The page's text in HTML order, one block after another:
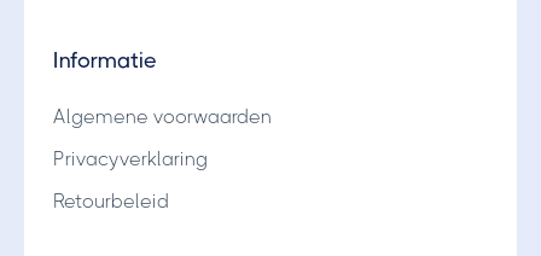
Informatie
Algemene voorwaarden
Privacyverklaring
Retourbeleid